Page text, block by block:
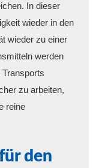
In dieser
wieder in den
wieder zu einer
werden
zu arbeiten,
reine
den